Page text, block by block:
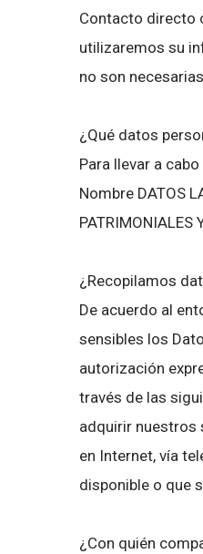
Contacto directo
utilizaremos su
no son
¿Qué datos
Para llevar a
Nombre DATOS
¿Recopilamos
De acuerdo al
sensibles los
autorización
través de las
adquirir nuestros
en Internet, vía
disponible o que
¿Con quién